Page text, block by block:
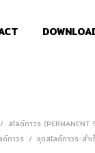
/ สไลด์ถาวร (PERMANENT
ด์ถาวร / ชุดสไลด์ถาวร-สำเ